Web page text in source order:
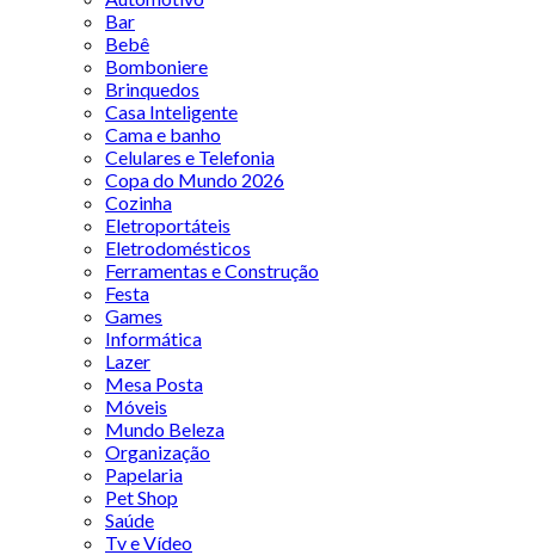
Bar
Bebê
Bomboniere
Brinquedos
Casa Inteligente
Cama e banho
Celulares e Telefonia
Copa do Mundo 2026
Cozinha
Eletroportáteis
Eletrodomésticos
Ferramentas e Construção
Festa
Games
Informática
Lazer
Mesa Posta
Móveis
Mundo Beleza
Organização
Papelaria
Pet Shop
Saúde
Tv e Vídeo